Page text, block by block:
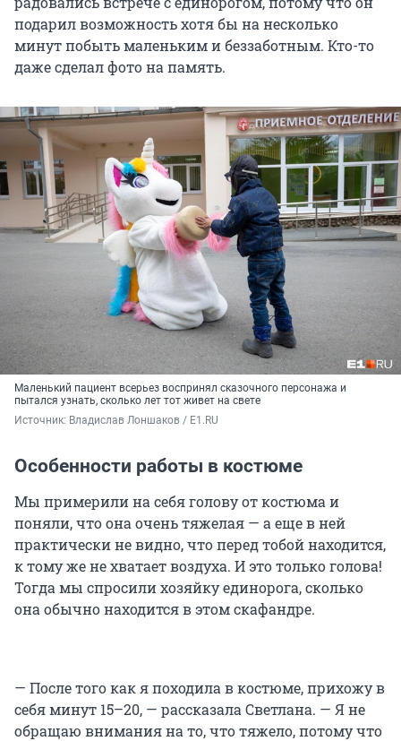
подарил возможность хотя бы на несколько
минут побыть маленьким и беззаботным. Кто-то
даже сделал фото на память.
Маленький пациент всерьез воспринял сказочного персонажа и
пытался узнать, сколько лет тот живет на свете
Источник: Владислав Лоншаков / E1.RU
Особенности работы в костюме
Мы примерили на себя голову от костюма и
поняли, что она очень тяжелая — а еще в ней
практически не видно, что перед тобой находится,
к тому же не хватает воздуха. И это только голова!
Тогда мы спросили хозяйку единорога, сколько
она обычно находится в этом скафандре.
— После того как я походила в костюме, прихожу в
себя минут 15–20, — рассказала Светлана. — Я не
обращаю внимания на то, что тяжело, потому что